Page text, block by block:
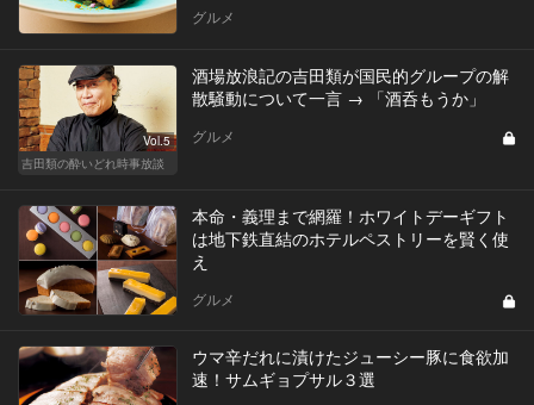
グルメ
Vol.5
吉田類の酔いどれ時事放談
酒場放浪記の吉田類が国民的グループの解
散騒動について一言 → 「酒呑もうか」
グルメ
本命・義理まで網羅！ホワイトデーギフト
は地下鉄直結のホテルペストリーを賢く使
え
グルメ
ウマ辛だれに漬けたジューシー豚に食欲加
速！サムギョプサル３選